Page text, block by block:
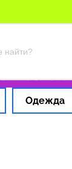
час
Одежда